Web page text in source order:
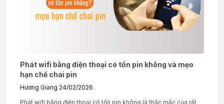
Phát wifi bằng điện thoại có tốn pin không và mẹo
hạn chế chai pin
Hương Giang 24/02/2026
Phát wifi bằng điện thoại có tốn pin không là thắc mắc của rất